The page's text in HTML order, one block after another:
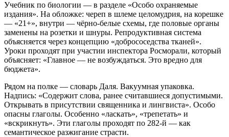
Учебник по биологии — в разделе «Особо охраняемые
издания». На обложке: череп в шлеме целомудрия, на корешке
— «21+», внутри — чёрно-белые схемы, где половые органы
заменены на розетки и шнуры. Репродуктивная система
объясняется через концепцию «добрососедства тканей».
Уроки проходят при участии инспектора Росморали, который
объясняет: «Главное — не возбуждаться. Это вредно для
бюджета».
Рядом на полке — словарь Даля. Вакуумная упаковка.
Надпись: «Содержит слова, ранее считавшиеся допустимыми.
Открывать в присутствии священника и лингвиста». Особо
опасны глаголы. Особенно «ласкать», «трепетать» и
«вскрикнуть». Эти глаголы проходят по 282-й — как
семантическое разжигание страсти.